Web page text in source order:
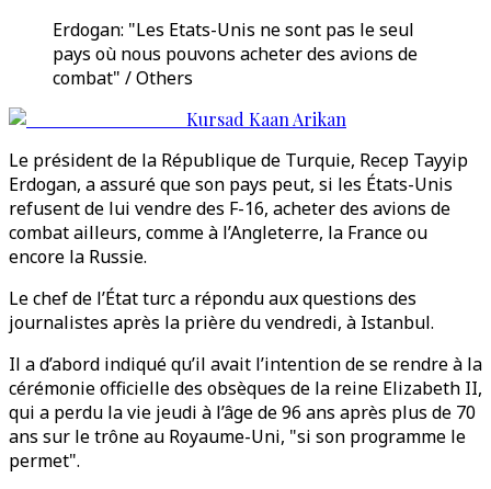
Erdogan: "Les Etats-Unis ne sont pas le seul
pays où nous pouvons acheter des avions de
combat" / Others
Kursad Kaan Arikan
Le président de la République de Turquie, Recep Tayyip
Erdogan, a assuré que son pays peut, si les États-Unis
refusent de lui vendre des F-16, acheter des avions de
combat ailleurs, comme à l’Angleterre, la France ou
encore la Russie.
Le chef de l’État turc a répondu aux questions des
journalistes après la prière du vendredi, à Istanbul.
Il a d’abord indiqué qu’il avait l’intention de se rendre à la
cérémonie officielle des obsèques de la reine Elizabeth II,
qui a perdu la vie jeudi à l’âge de 96 ans après plus de 70
ans sur le trône au Royaume-Uni, "si son programme le
permet".